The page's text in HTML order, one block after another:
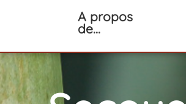
A propos
de...